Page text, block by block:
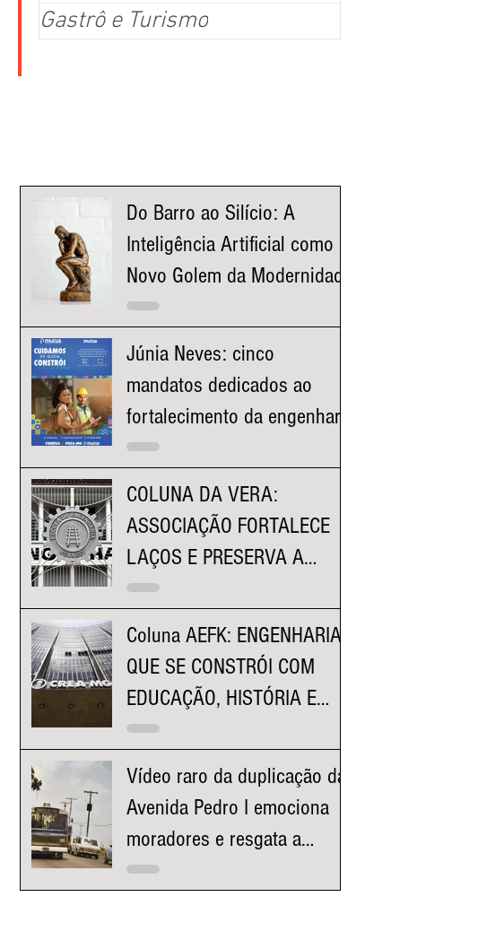
Gastrô e Turismo
Do Barro ao Silício: A
Inteligência Artificial como o
Novo Golem da Modernidade
Júnia Neves: cinco
mandatos dedicados ao
fortalecimento da engenharia
e à valorização dos
COLUNA DA VERA:
ASSOCIAÇÃO FORTALECE
LAÇOS E PRESERVA A
HISTÓRIA DA FACULDADE
Coluna AEFK: ENGENHARIA
QUE SE CONSTRÓI COM
EDUCAÇÃO, HISTÓRIA E
REPRESENTATIVIDADE
Vídeo raro da duplicação da
Avenida Pedro I emociona
moradores e resgata a
história da região da
Curral, no Mangabeiras, na 6ª edição do Projeto Avistavis em 2026. A atividade consiste em uma